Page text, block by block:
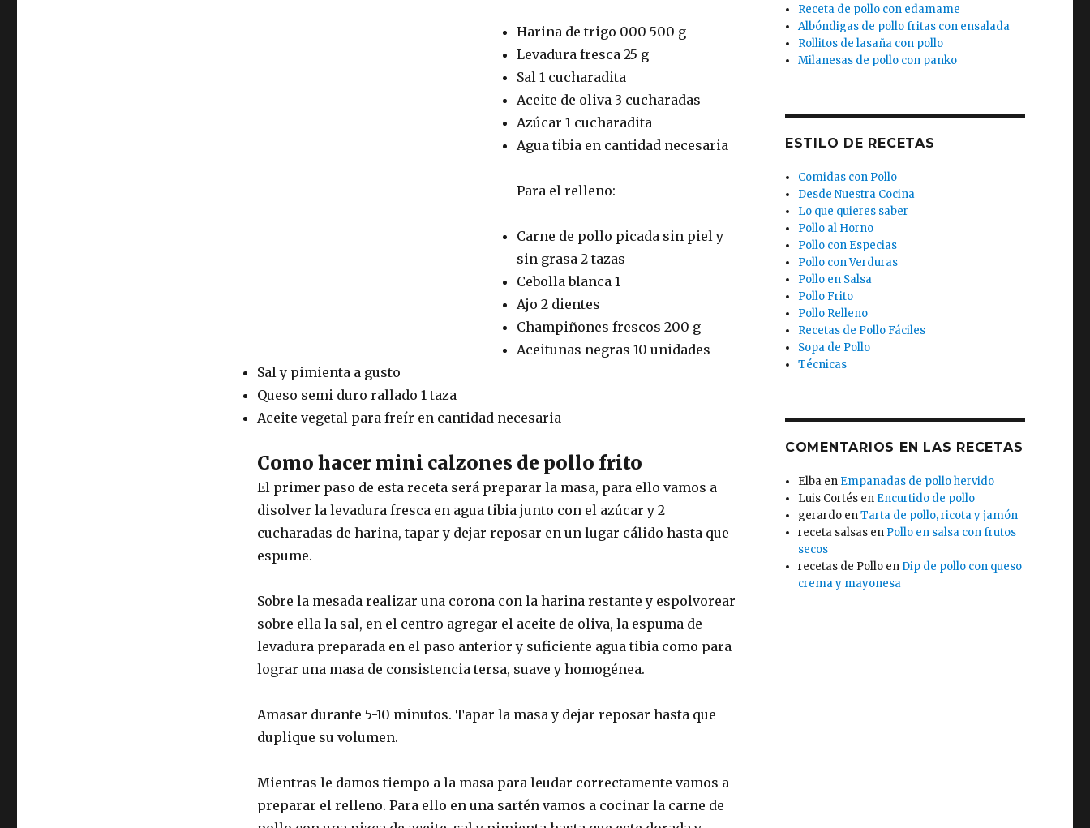
Harina de trigo 000 500 g
Levadura fresca 25 g
Sal 1 cucharadita
Aceite de oliva 3 cucharadas
Azúcar 1 cucharadita
Agua tibia en cantidad necesaria
Para el relleno:
Carne de pollo picada sin piel y
sin grasa 2 tazas
Cebolla blanca 1
Ajo 2 dientes
Champiñones frescos 200 g
Aceitunas negras 10 unidades
Sal y pimienta a gusto
Queso semi duro rallado 1 taza
Aceite vegetal para freír en cantidad necesaria
Como hacer mini calzones de pollo frito
El primer paso de esta receta será preparar la masa, para ello vamos a
disolver la levadura fresca en agua tibia junto con el azúcar y 2
cucharadas de harina, tapar y dejar reposar en un lugar cálido hasta que
espume.
Sobre la mesada realizar una corona con la harina restante y espolvorear
sobre ella la sal, en el centro agregar el aceite de oliva, la espuma de
levadura preparada en el paso anterior y suficiente agua tibia como para
lograr una masa de consistencia tersa, suave y homogénea.
Amasar durante 5-10 minutos. Tapar la masa y dejar reposar hasta que
duplique su volumen.
Mientras le damos tiempo a la masa para leudar correctamente vamos a
preparar el relleno. Para ello en una sartén vamos a cocinar la carne de
Receta de pollo con edamame
Albóndigas de pollo fritas con ensalada
Rollitos de lasaña con pollo
Milanesas de pollo con panko
ESTILO DE RECETAS
Comidas con Pollo
Desde Nuestra Cocina
Lo que quieres saber
Pollo al Horno
Pollo con Especias
Pollo con Verduras
Pollo en Salsa
Pollo Frito
Pollo Relleno
Recetas de Pollo Fáciles
Sopa de Pollo
Técnicas
COMENTARIOS EN LAS RECETAS
Elba en Empanadas de pollo hervido
Luis Cortés en Encurtido de pollo
gerardo enTarta de pollo, ricota y jamón
receta salsas en Pollo en salsa con frutos
secos
recetas de Pollo en Dip de pollo con queso
crema y mayonesa